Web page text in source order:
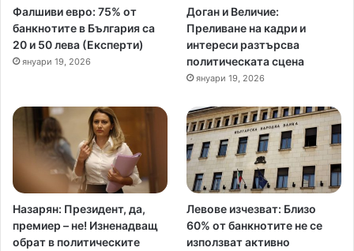
Фалшиви евро: 75% от
банкнотите в България са
20 и 50 лева (Експерти)
януари 19, 2026
Доган и Величие:
Преливане на кадри и
интереси разтърсва
политическата сцена
януари 19, 2026
Назарян: Президент, да,
премиер – не! Изненадващ
обрат в политическите
Левове изчезват: Близо
60% от банкнотите не се
използват активно